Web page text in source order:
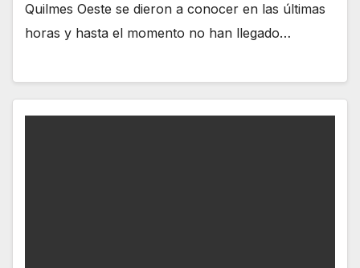
Quilmes Oeste se dieron a conocer en las últimas
horas y hasta el momento no han llegado…